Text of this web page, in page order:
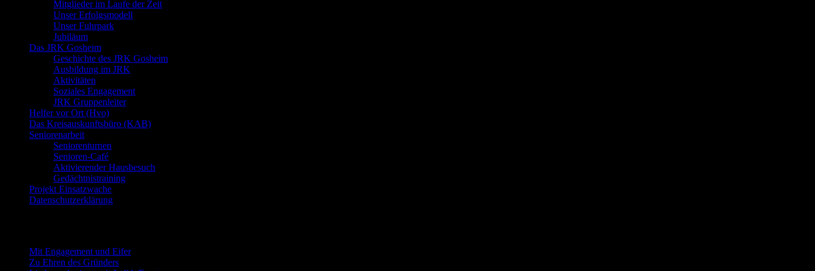
Mitglieder im Laufe der Zeit
Unser Erfolgsmodell
Unser Fuhrpark
Jubiläum
Das JRK Gosheim
Geschichte des JRK Gosheim
Ausbildung im JRK
Aktivitäten
Soziales Engagement
JRK Gruppenleiter
Helfer vor Ort (Hvo)
Das Kreisauskunftsbüro (KAB)
Seniorenarbeit
Seniorenturnen
Senioren-Café
Aktivierender Hausbesuch
Gedächtnistraining
Projekt Einsatzwache
Datenschutzerklärung
Mit Engagement und Eifer
Zu Ehren des Gründers